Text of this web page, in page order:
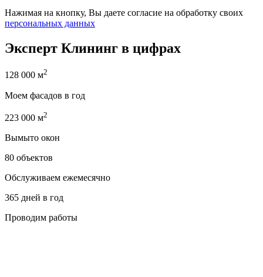
Нажимая на кнопку, Вы даете согласие на обработку своих
персональных данных
Эксперт Клининг в цифрах
128 000 м2
Моем фасадов в год
223 000 м2
Вымыто окон
80 объектов
Обслуживаем ежемесячно
365 дней в год
Проводим работы